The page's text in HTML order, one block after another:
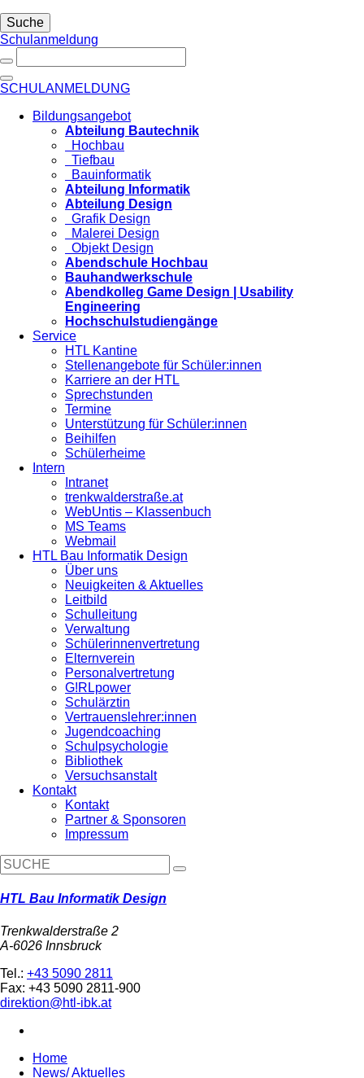
Suche
Schulanmeldung
SCHULANMELDUNG
Bildungsangebot
Abteilung Bautechnik
Hochbau
Tiefbau
Bauinformatik
Abteilung Informatik
Abteilung Design
Grafik Design
Malerei Design
Objekt Design
Abendschule Hochbau
Bauhandwerkschule
Abendkolleg Game Design | Usability
Engineering
Hochschulstudiengänge
Service
HTL Kantine
Stellenangebote für Schüler:innen
Karriere an der HTL
Sprechstunden
Termine
Unterstützung für Schüler:innen
Beihilfen
Schülerheime
Intern
Intranet
trenkwalderstraße.at
WebUntis – Klassenbuch
MS Teams
Webmail
HTL Bau Informatik Design
Über uns
Neuigkeiten & Aktuelles
Leitbild
Schulleitung
Verwaltung
Schülerinnenvertretung
Elternverein
Personalvertretung
G!RLpower
Schulärztin
Vertrauenslehrer:innen
Jugendcoaching
Schulpsychologie
Bibliothek
Versuchsanstalt
Kontakt
Kontakt
Partner & Sponsoren
Impressum
HTL Bau Informatik Design
Trenkwalderstraße 2
A-6026 Innsbruck
Tel.: +43 5090 2811
Fax: +43 5090 2811-900
direktion@htl-ibk.at
Home
News/ Aktuelles